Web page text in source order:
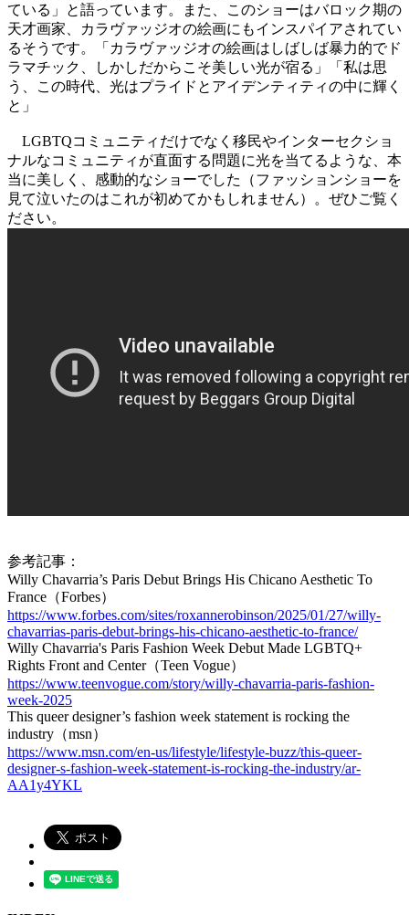
ている」と語っています。また、このショーはバロック期の
天才画家、カラヴァッジオの絵画にもインスパイアされてい
るそうです。「カラヴァッジオの絵画はしばしば暴力的でド
ラマチック、しかしだからこそ美しい光が宿る」「私は思
う、この時代、光はプライドとアイデンティティの中に輝く
と」
LGBTQコミュニティだけでなく移民やインターセクショ
ナルなコミュニティが直面する問題に光を当てるような、本
当に美しく、感動的なショーでした（ファッションショーを
見て泣いたのはこれが初めてかもしれません）。ぜひご覧く
ださい。
参考記事：
Willy Chavarria’s Paris Debut Brings His Chicano Aesthetic To
France（Forbes）
https://www.forbes.com/sites/roxannerobinson/2025/01/27/willy-
chavarrias-paris-debut-brings-his-chicano-aesthetic-to-france/
Willy Chavarria's Paris Fashion Week Debut Made LGBTQ+
Rights Front and Center（Teen Vogue）
https://www.teenvogue.com/story/willy-chavarria-paris-fashion-
week-2025
This queer designer’s fashion week statement is rocking the
industry（msn）
https://www.msn.com/en-us/lifestyle/lifestyle-buzz/this-queer-
designer-s-fashion-week-statement-is-rocking-the-industry/ar-
AA1y4YKL